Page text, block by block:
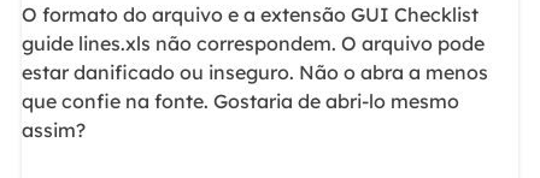
O formato do arquivo e a extensão GUI Checklist
guide lines.xls não correspondem. O arquivo pode
estar danificado ou inseguro. Não o abra a menos
que confie na fonte. Gostaria de abri-lo mesmo
assim?